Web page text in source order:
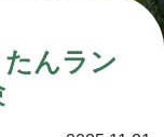
んラン